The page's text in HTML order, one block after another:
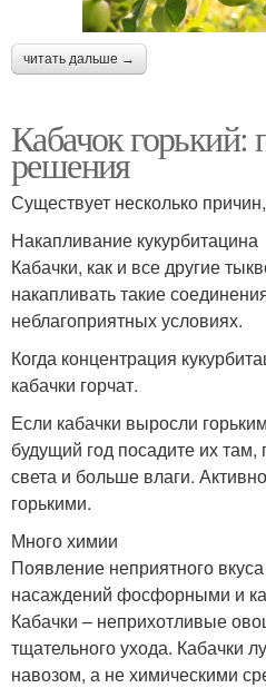
читать дальше →
Кабачок
решения
Существует несколько
Накапливание кукурбитацина
Кабачки, как и все другие
накапливать такие
неблагоприятных условиях.
Когда концентрация
кабачки горчат.
Если кабачки выросли
будущий год посадите их
света и больше влаги.
горькими.
Много химии
Появление неприятного
насаждений фосфорными и
Кабачки – неприхотливые
тщательного ухода. Кабачки
навозом, а не химическими